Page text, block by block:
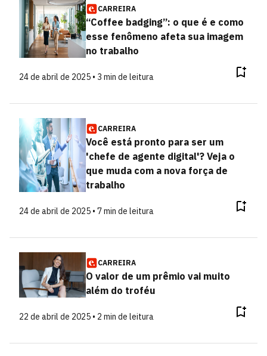
CARREIRA
“Coffee badging”: o que é e como
esse fenômeno afeta sua imagem
no trabalho
24 de abril de 2025 • 3 min de leitura
CARREIRA
Você está pronto para ser um
'chefe de agente digital'? Veja o
que muda com a nova força de
trabalho
24 de abril de 2025 • 7 min de leitura
CARREIRA
O valor de um prêmio vai muito
além do troféu
22 de abril de 2025 • 2 min de leitura